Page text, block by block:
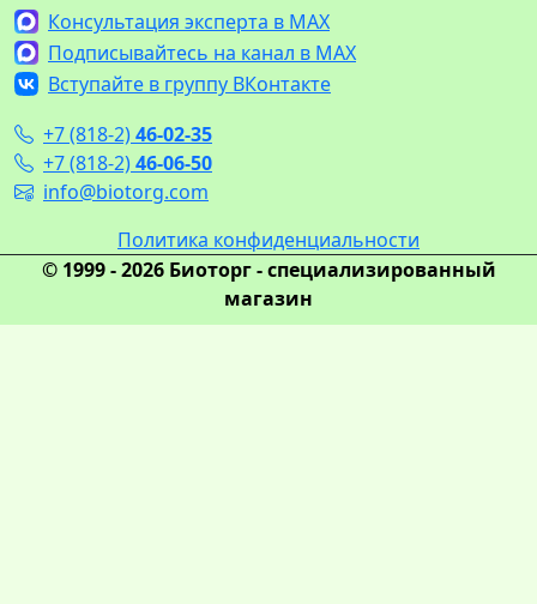
Консультация эксперта в MAX
Подписывайтесь на канал в MAX
Вступайте в группу ВКонтакте
+7 (818-2)46-02-35
+7 (818-2)46-06-50
info@biotorg.com
Политика конфиденциальности
© 1999 - 2026 Биоторг - специализированный
магазин